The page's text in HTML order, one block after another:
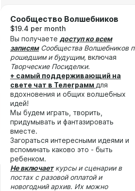
Сообщество Волшебников
$19.4 per month
Вы получаете доступ ко всем
записям Сообщества Волшебников п
рошедшим и будущим, включая
Творческие Посиделки.
+ самый поддерживающий на
свете чат в Телеграмм для
вдохновения и общих волшебных
идей!
Мы будем играть, творить,
придумывать и фантазировать
вместе.
Загораться интересными идеями и
вспоминать каково это - быть
ребенком.
Не включаеткурсы и сценарии в
постах с разовой оплатой и
новогодний архив. Их можно